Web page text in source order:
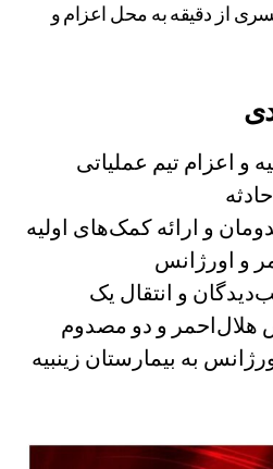
از دقیقه به محل اعزام و
و اعزام تیم عملیاتی
و ارائه کمک‌های اولیه
و اورژانس
و انتقال یک
هلال‌احمر و دو مصدوم
به بیمارستان زینبیه